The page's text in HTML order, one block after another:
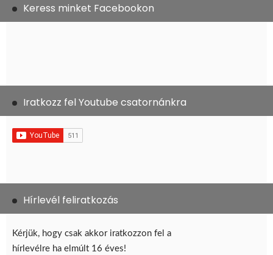
Keress minket Facebookon
Iratkozz fel Youtube csatornánkra
Hírlevél feliratkozás